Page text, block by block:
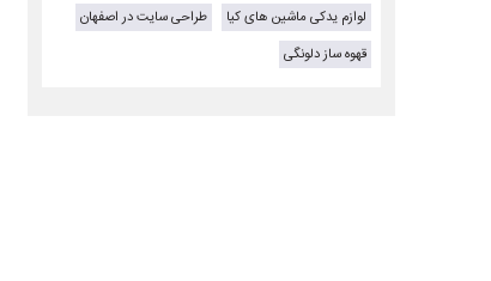
لوازم یدکی ماشین های کیا
طراحی سایت در اصفهان
قهوه ساز دلونگی